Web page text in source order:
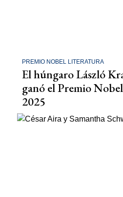
PREMIO NOBEL LITERATURA
El húngaro László
ganó el Premio
2025